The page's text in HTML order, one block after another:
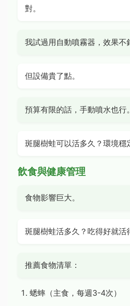
對。
我試過用自動噴霧器，效果不
但設備貴了點。
預算有限的話，手動噴水也行。
斑腿樹蛙可以活多久？環境穩
飲食與健康管理
食物影響巨大。
斑腿樹蛙活多久？吃得好就活
推薦食物清單：
蟋蟀（主食，每週3-4次）